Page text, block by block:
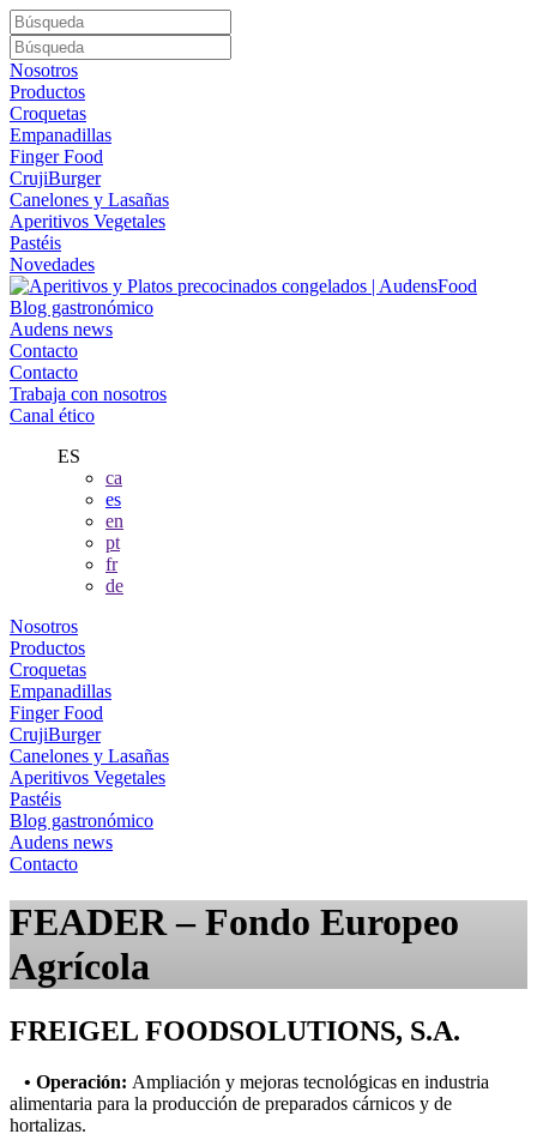
Nosotros
Productos
Croquetas
Empanadillas
Finger Food
CrujiBurger
Canelones y Lasañas
Aperitivos Vegetales
Pastéis
Novedades
Blog gastronómico
Audens news
Contacto
Contacto
Trabaja con nosotros
Canal ético
ES
ca
es
en
pt
fr
de
Nosotros
Productos
Croquetas
Empanadillas
Finger Food
CrujiBurger
Canelones y Lasañas
Aperitivos Vegetales
Pastéis
Blog gastronómico
Audens news
Contacto
FEADER – Fondo Europeo
Agrícola
FREIGEL FOODSOLUTIONS, S.A.
• Operación: Ampliación y mejoras tecnológicas en industria
alimentaria para la producción de preparados cárnicos y de
hortalizas.